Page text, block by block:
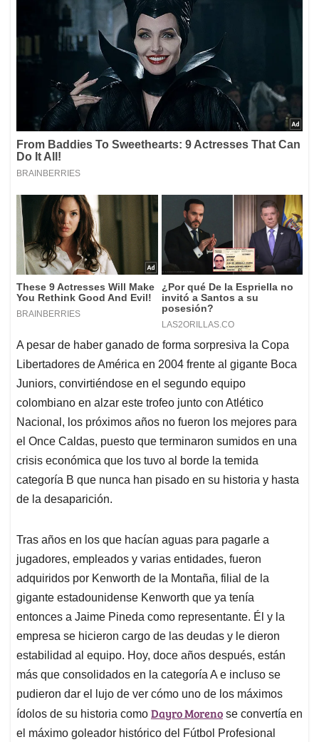
A pesar de haber ganado de forma sorpresiva la Copa
Libertadores de América en 2004 frente al gigante Boca
Juniors, convirtiéndose en el segundo equipo
colombiano en alzar este trofeo junto con Atlético
Nacional, los próximos años no fueron los mejores para
el Once Caldas, puesto que terminaron sumidos en una
crisis económica que los tuvo al borde la temida
categoría B que nunca han pisado en su historia y hasta
de la desaparición.
Tras años en los que hacían aguas para pagarle a
jugadores, empleados y varias entidades, fueron
adquiridos por Kenworth de la Montaña, filial de la
gigante estadounidense Kenworth que ya tenía
entonces a Jaime Pineda como representante. Él y la
empresa se hicieron cargo de las deudas y le dieron
estabilidad al equipo. Hoy, doce años después, están
más que consolidados en la categoría A e incluso se
pudieron dar el lujo de ver cómo uno de los máximos
ídolos de su historia como Dayro Moreno se convertía en
el máximo goleador histórico del Fútbol Profesional